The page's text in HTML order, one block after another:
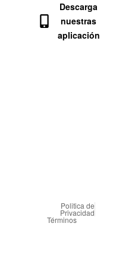
Descarga
nuestras
aplicación
Politica de
Privacidad
Términos